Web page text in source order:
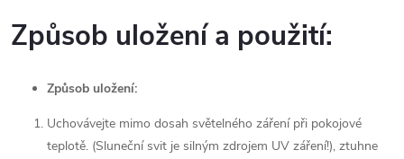
Způsob uložení a použití:
Způsob uložení:
Uchovávejte mimo dosah světelného záření při pokojové
teplotě. (Sluneční svit je silným zdrojem UV záření!), ztuhne